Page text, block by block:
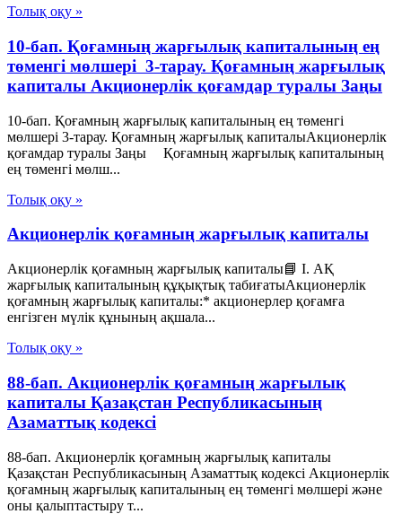
Толық оқу »
10-бап. Қоғамның жарғылық капиталының ең
төменгі мөлшері 3-тарау. Қоғамның жарғылық
капиталы Акционерлік қоғамдар туралы Заңы
10-бап. Қоғамның жарғылық капиталының ең төменгі
мөлшері 3-тарау. Қоғамның жарғылық капиталыАкционерлік
қоғамдар туралы Заңы Қоғамның жарғылық капиталының
ең төменгі мөлш...
Толық оқу »
Акционерлік қоғамның жарғылық капиталы
Акционерлік қоғамның жарғылық капиталы📘 I. АҚ
жарғылық капиталының құқықтық табиғатыАкционерлік
қоғамның жарғылық капиталы:* акционерлер қоғамға
енгізген мүлік құнының ақшала...
Толық оқу »
88-бап. Акционерлiк қоғамның жарғылық
капиталы Қазақстан Республикасының
Азаматтық кодексi
88-бап. Акционерлiк қоғамның жарғылық капиталы
Қазақстан Республикасының Азаматтық кодексi Акционерлiк
қоғамның жарғылық капиталының ең төменгi мөлшерi және
оны қалыптастыру т...